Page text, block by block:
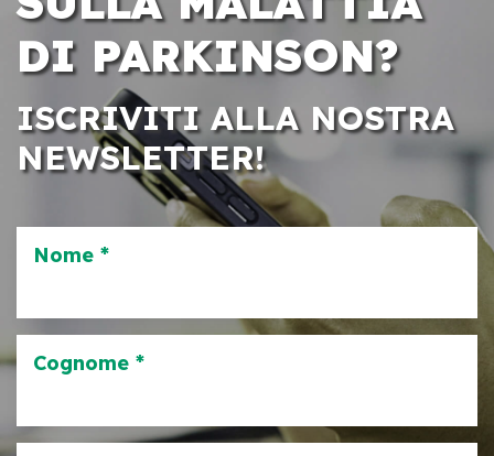
DI PARKINSON?
ISCRIVITI ALLA NOSTRA
NEWSLETTER!
Nome *
Cognome *